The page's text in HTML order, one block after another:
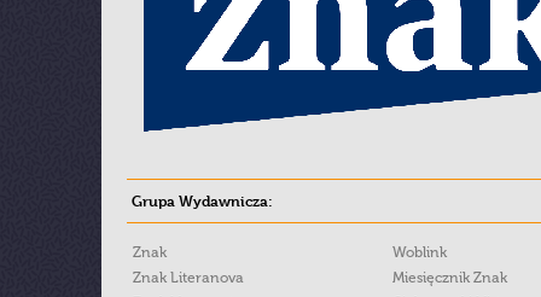
Grupa Wydawnicza:
Znak
Znak Literanova
Woblink
Miesięcznik Znak